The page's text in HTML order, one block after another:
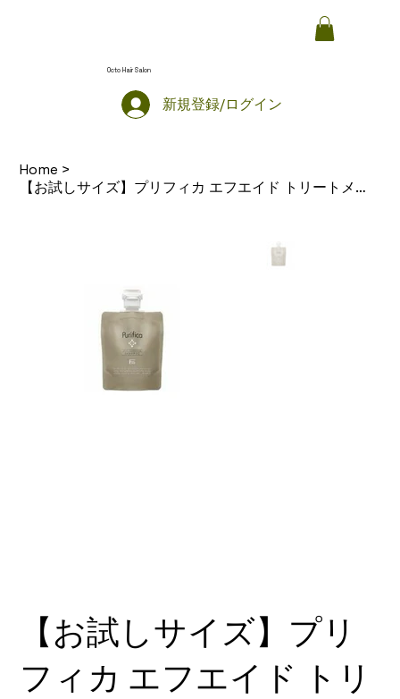
Octo Hair Salon
新規登録/ログイン
Home >
【お試しサイズ】プリフィカ エフエイド トリートメントディープモイスト 100ml
【お試しサイズ】プリ
フィカ エフエイド トリ